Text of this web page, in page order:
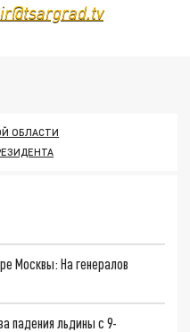
ОБЛАСТИ
Москвы: На генералов
падения льдины с 9-